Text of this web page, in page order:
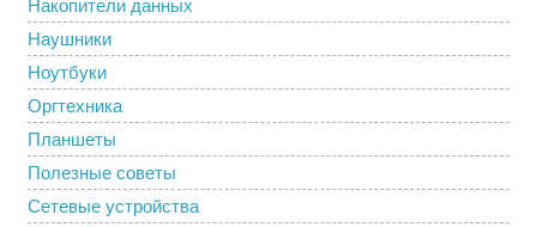
Накопители данных
Наушники
Ноутбуки
Оргтехника
Планшеты
Полезные советы
Сетевые устройства